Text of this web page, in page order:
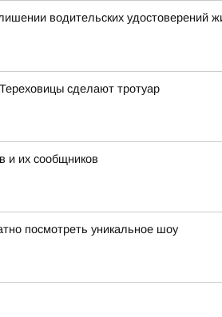
водительских удостоверений
сделают тротуар
и их сообщников
посмотреть уникальное шоу